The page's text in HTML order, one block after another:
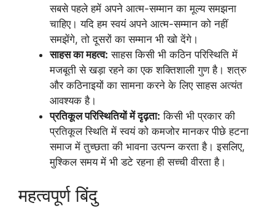
सबसे पहले हमें अपने आत्म-सम्मान का मूल्य समझना
चाहिए। यदि हम स्वयं अपने आत्म-सम्मान को नहीं
समझेंगे, तो दूसरों का सम्मान भी खो देंगे।
साहस का महत्व: साहस किसी भी कठिन परिस्थिति में
मजबूती से खड़ा रहने का एक शक्तिशाली गुण है। शत्रु
और कठिनाइयों का सामना करने के लिए साहस अत्यंत
आवश्यक है।
प्रतिकूल परिस्थितियों में दृढ़ता: किसी भी प्रकार की
प्रतिकूल स्थिति में स्वयं को कमजोर मानकर पीछे हटना
समाज में तुच्छता की भावना उत्पन्न करता है। इसलिए,
मुश्किल समय में भी डटे रहना ही सच्ची वीरता है।
महत्वपूर्ण बिंदु